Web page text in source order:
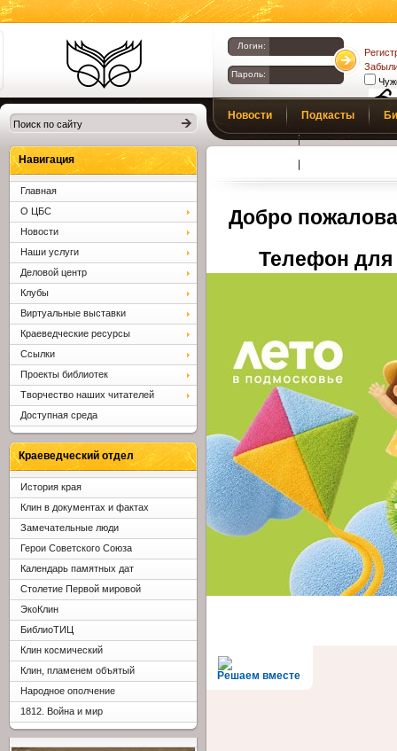
Библиотеки
Клина. Клинская
ЦБС.
Логин:
Пароль:
Новости Подкасты
Добро
Телефон для
Решаем вместе
Навигация
Главная
О ЦБС
Новости
Наши услуги
Деловой центр
Клубы
Виртуальные выставки
Краеведческие ресурсы
Ссылки
Проекты библиотек
Творчество наших читателей
Доступная среда
Краеведческий отдел
История края
Клин в документах и фактах
Замечательные люди
Герои Советского Союза
Календарь памятных дат
Столетие Первой мировой
ЭкоКлин
БиблиоТИЦ
Клин космический
Клин, пламенем объятый
Народное ополчение
1812. Война и мир